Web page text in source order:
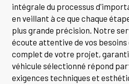
intégrale du processus
en veillant à ce que chaque
plus grande précision. Notre
écoute attentive de vos
complet de votre projet,
véhicule sélectionné répond
exigences techniques et